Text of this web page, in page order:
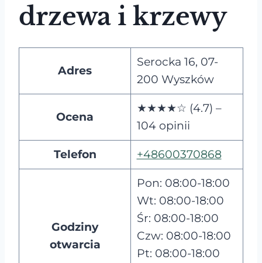
drzewa i krzewy
Adres
Serocka 16, 07-
200 Wyszków
Ocena
★★★★☆ (4.7) –
104 opinii
Telefon +48600370868
Godziny
otwarcia
Pon: 08:00-18:00
Wt: 08:00-18:00
Śr: 08:00-18:00
Czw: 08:00-18:00
Pt: 08:00-18:00